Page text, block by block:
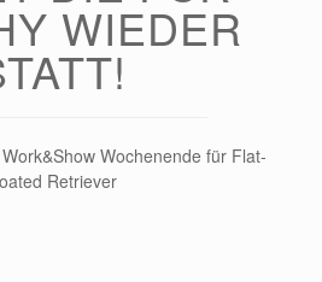
WIEDER
Wochenende für Flat-
Retriever